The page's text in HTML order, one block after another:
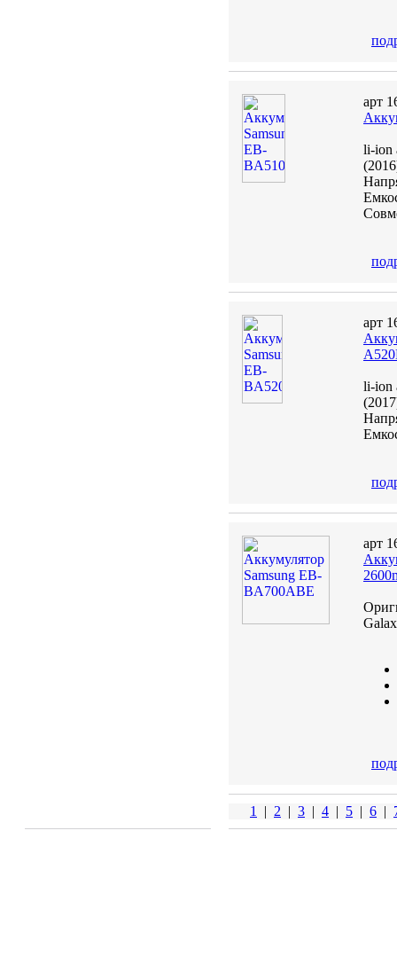
арт
li-ion
арт
li-ion
арт
1 | 2 | 3 | 4 | 5 | 6 |